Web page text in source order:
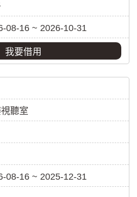
08-16 ~ 2026-10-31
我要借用
聽室
08-16 ~ 2025-12-31